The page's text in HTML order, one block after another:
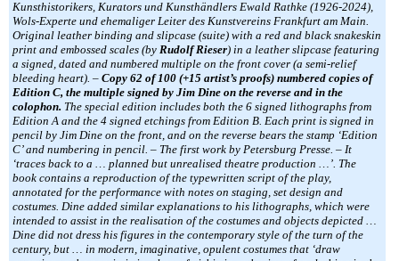
Kunsthistorikers, Kurators und Kunsthändlers Ewald Rathke (1926-2024),
Wols-Experte und ehemaliger Leiter des Kunstvereins Frankfurt am Main.
Original leather binding and slipcase (suite) with a red and black snakeskin
print and embossed scales (by Rudolf Rieser) in a leather slipcase featuring
a signed, dated and numbered multiple on the front cover (a semi-relief
bleeding heart). – Copy 62 of 100 (+15 artist’s proofs) numbered copies of
Edition C, the multiple signed by Jim Dine on the reverse and in the
colophon. The special edition includes both the 6 signed lithographs from
Edition A and the 4 signed etchings from Edition B. Each print is signed in
pencil by Jim Dine on the front, and on the reverse bears the stamp ‘Edition
C’ and numbering in pencil. – The first work by Petersburg Presse. – It
‘traces back to a … planned but unrealised theatre production …’. The
book contains a reproduction of the typewritten script of the play,
annotated for the performance with notes on staging, set design and
costumes. Dine added similar explanations to his lithographs, which were
intended to assist in the realisation of the costumes and objects depicted …
Dine did not dress his figures in the contemporary style of the turn of the
century, but … in modern, imaginative, opulent costumes that ‘draw